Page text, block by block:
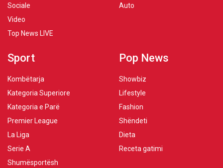
Sociale
Video
Top News LIVE
Auto
Sport
Kombëtarja
Kategoria Superiore
Kategoria e Parë
Premier League
La Liga
Serie A
Shumësportësh
Pop News
Showbiz
Lifestyle
Fashion
Shëndeti
Dieta
Receta gatimi